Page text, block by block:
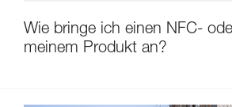
Wie bringe ich einen NFC-
meinem Produkt an?